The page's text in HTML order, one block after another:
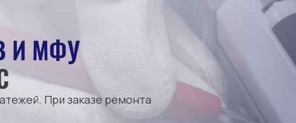
И МФУ
При заказе ремонта